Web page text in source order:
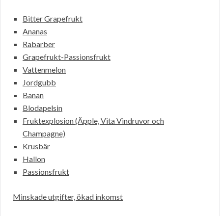
Bitter Grapefrukt
Ananas
Rabarber
Grapefrukt-Passionsfrukt
Vattenmelon
Jordgubb
Banan
Blodapelsin
Fruktexplosion (Äpple, Vita Vindruvor och
Champagne)
Krusbär
Hallon
Passionsfrukt
Minskade utgifter, ökad inkomst